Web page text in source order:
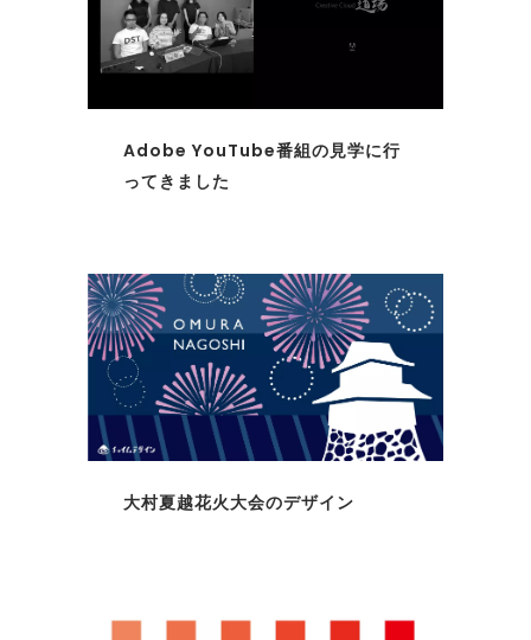
Adobe YouTube番組の見学に行
ってきました
大村夏越花火大会のデザイン